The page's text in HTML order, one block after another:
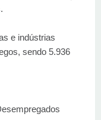
e indústrias
sendo 5.936